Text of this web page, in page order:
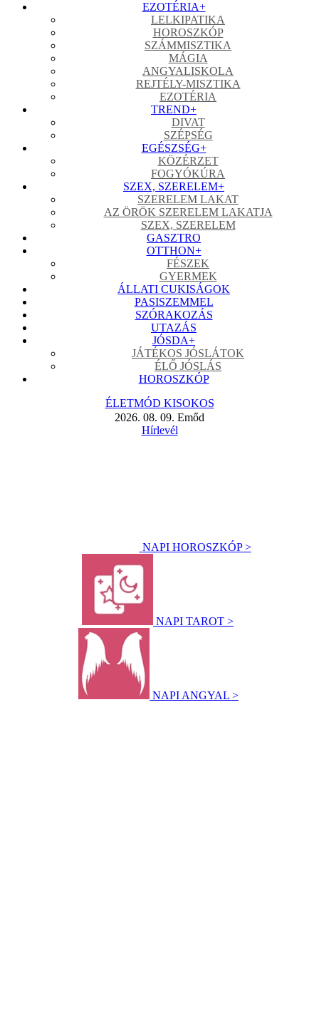
EZOTÉRIA+
LELKIPATIKA
HOROSZKÓP
SZÁMMISZTIKA
MÁGIA
ANGYALISKOLA
REJTÉLY-MISZTIKA
EZOTÉRIA
TREND+
DIVAT
SZÉPSÉG
EGÉSZSÉG+
KÖZÉRZET
FOGYÓKÚRA
SZEX, SZERELEM+
SZERELEM LAKAT
AZ ÖRÖK SZERELEM LAKATJA
SZEX, SZERELEM
GASZTRO
OTTHON+
FÉSZEK
GYERMEK
ÁLLATI CUKISÁGOK
PASISZEMMEL
SZÓRAKOZÁS
UTAZÁS
JÓSDA+
JÁTÉKOS JÓSLÁTOK
ÉLŐ JÓSLÁS
HOROSZKÓP
ÉLETMÓD KISOKOS
2026. 08. 09. Emőd
Hírlevél
NAPI HOROSZKÓP >
NAPI TAROT >
NAPI ANGYAL >